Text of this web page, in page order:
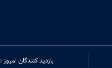
بازدید کنندگان امروز : 6117